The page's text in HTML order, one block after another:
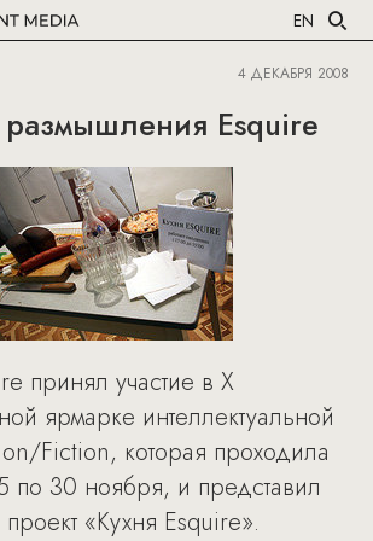
EN
4 ДЕКАБРЯ 2008
Esquire
принял участие в X
ярмарке интеллектуальной
Fiction, которая проходила
по 30 ноября, и представил
«Кухня Esquire».